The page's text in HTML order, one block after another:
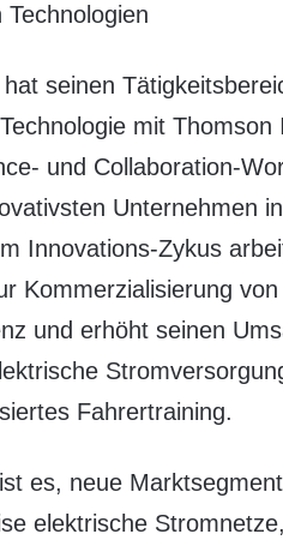
seinen
mit
und Collaboration-
Unternehmen
Innovations-Zykus
Kommerzialisierung
und erhöht seinen
Fahrertraining.
es, neue
elektrische